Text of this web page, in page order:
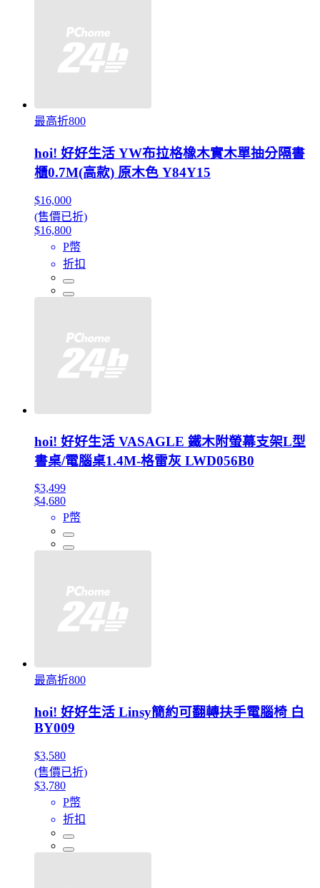
最高折800
hoi! 好好生活 YW布拉格橡木實木單抽分隔書
櫃0.7M(高款) 原木色 Y84Y15
$16,000
(售價已折)
$16,800
P幣
折扣
hoi! 好好生活 VASAGLE 鐵木附螢幕支架L型
書桌/電腦桌1.4M-格雷灰 LWD056B0
$3,499
$4,680
P幣
最高折800
hoi! 好好生活 Linsy簡約可翻轉扶手電腦椅 白
BY009
$3,580
(售價已折)
$3,780
P幣
折扣